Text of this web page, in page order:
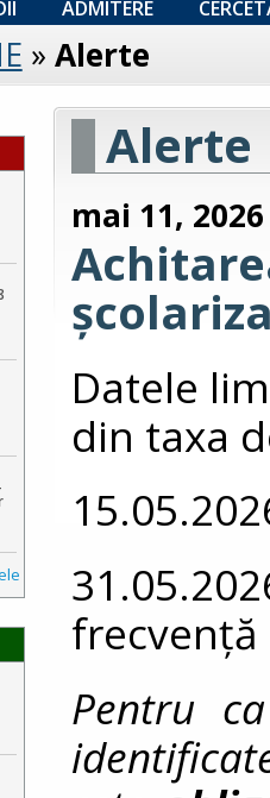
ADMITERE
» Alerte
Alerte
mai 11, 2026
Datele
din taxa
Pentru